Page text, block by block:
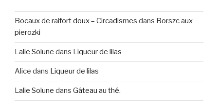
Bocaux de raifort doux – Circadismes dans Borszc aux
pierozki
Lalie Solune dans Liqueur de lilas
Alice dans Liqueur de lilas
Lalie Solune dans Gâteau au thé.